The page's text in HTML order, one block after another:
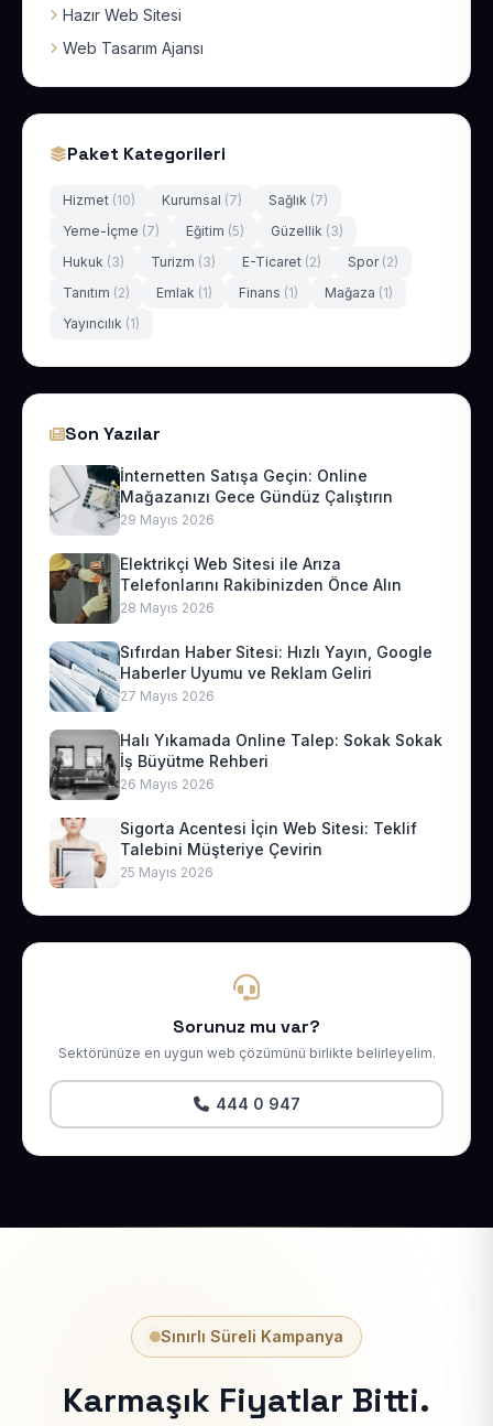
Hazır Web Sitesi
Web Tasarım Ajansı
Paket Kategorileri
Hizmet (10) Kurumsal (7) Sağlık (7)
Yeme-İçme (7) Eğitim (5) Güzellik (3)
Hukuk (3) Turizm (3) E-Ticaret (2) Spor (2)
Tanıtım (2) Emlak (1) Finans (1) Mağaza (1)
Yayıncılık (1)
Son Yazılar
İnternetten Satışa Geçin: Online
Mağazanızı Gece Gündüz Çalıştırın
29 Mayıs 2026
Elektrikçi Web Sitesi ile Arıza
Telefonlarını Rakibinizden Önce Alın
28 Mayıs 2026
Sıfırdan Haber Sitesi: Hızlı Yayın, Google
Haberler Uyumu ve Reklam Geliri
27 Mayıs 2026
Halı Yıkamada Online Talep: Sokak Sokak
İş Büyütme Rehberi
26 Mayıs 2026
Sigorta Acentesi İçin Web Sitesi: Teklif
Talebini Müşteriye Çevirin
25 Mayıs 2026
Sorunuz mu var?
Sektörünüze en uygun web çözümünü birlikte belirleyelim.
444 0 947
Sınırlı Süreli Kampanya
Karmaşık Fiyatlar Bitti.